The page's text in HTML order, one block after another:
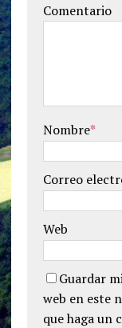
Comentario
Nombre*
Correo
Web
Guardar
web en este
que haga un